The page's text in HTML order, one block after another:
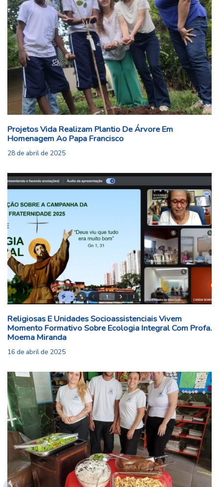
Projetos Vida Realizam Plantio De Árvore Em
Homenagem Ao Papa Francisco
28 de abril de 2025
Religiosas E Unidades Socioassistenciais Vivem
Momento Formativo Sobre Ecologia Integral Com Profa.
Moema Miranda
16 de abril de 2025